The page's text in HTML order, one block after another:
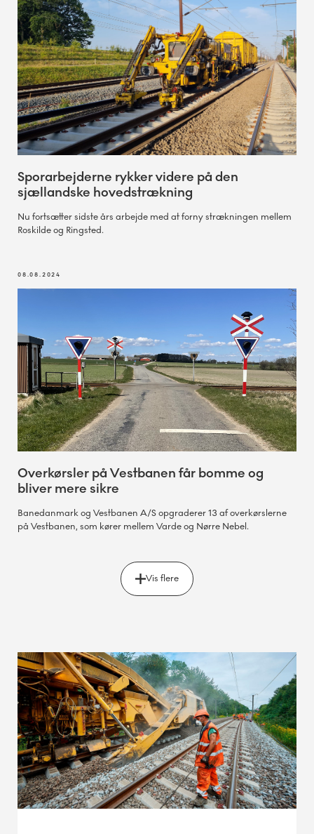
Sporarbejderne rykker videre på den
sjællandske hovedstrækning
Nu fortsætter sidste års arbejde med at forny strækningen mellem
Roskilde og Ringsted.
08.08.2024
Overkørsler på Vestbanen får bomme og
bliver mere sikre
Banedanmark og Vestbanen A/S opgraderer 13 af overkørslerne
på Vestbanen, som kører mellem Varde og Nørre Nebel.
Vis flere